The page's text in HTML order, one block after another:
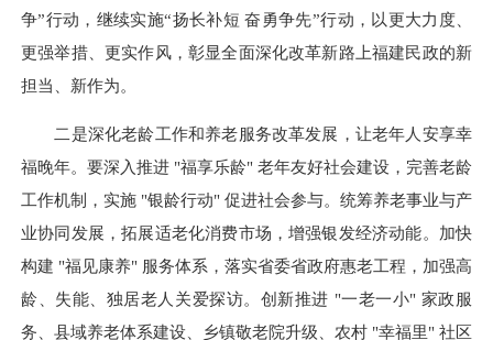
争”行动，继续实施“扬长补短 奋勇争先”行动，以更大力度、
更强举措、更实作风，彰显全面深化改革新路上福建民政的新
担当、新作为。
二是深化老龄工作和养老服务改革发展，让老年人安享幸
福晚年。要深入推进 "福享乐龄" 老年友好社会建设，完善老龄
工作机制，实施 "银龄行动" 促进社会参与。统筹养老事业与产
业协同发展，拓展适老化消费市场，增强银发经济动能。加快
构建 "福见康养" 服务体系，落实省委省政府惠老工程，加强高
龄、失能、独居老人关爱探访。创新推进 "一老一小" 家政服
务、县域养老体系建设、乡镇敬老院升级、农村 "幸福里" 社区